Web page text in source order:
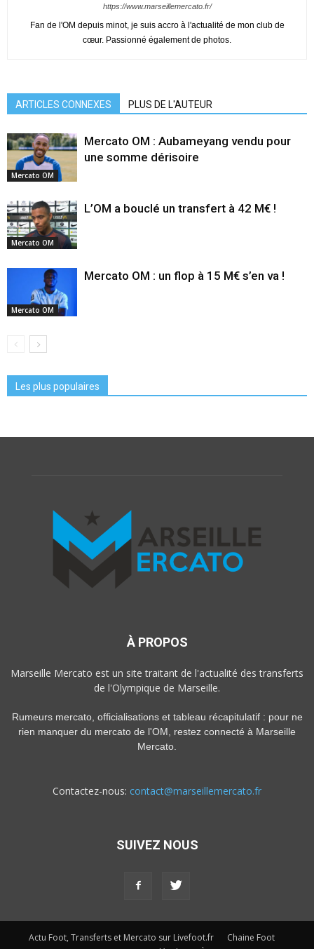
https://www.marseillemercato.fr/
Fan de l'OM depuis minot, je suis accro à l'actualité de mon club de
cœur. Passionné également de photos.
ARTICLES CONNEXES PLUS DE L'AUTEUR
Mercato OM
Mercato OM : Aubameyang vendu pour
une somme dérisoire
Mercato OM
L’OM a bouclé un transfert à 42 M€ !
Mercato OM
Mercato OM : un flop à 15 M€ s’en va !
Les plus populaires
À PROPOS
Marseille Mercato est un site traitant de l'actualité des transferts
de l'Olympique de Marseille.
Rumeurs mercato, officialisations et tableau récapitulatif : pour ne
rien manquer du mercato de l'OM, restez connecté à Marseille
Mercato.
Contactez-nous: contact@marseillemercato.fr
SUIVEZ NOUS
Actu Foot, Transferts et Mercato sur Livefoot.fr
Chaine Foot